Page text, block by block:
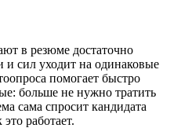
в резюме достаточно
сил уходит на одинаковые
помогает быстро
больше не нужно тратить
сама спросит кандидата
работает.